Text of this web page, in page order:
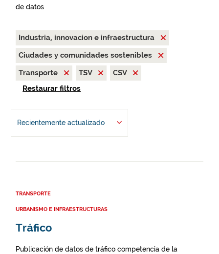
de datos
Industria, innovacion e infraestructura
Ciudades y comunidades sostenibles
Transporte
TSV
CSV
Restaurar filtros
Recientemente actualizado
TRANSPORTE
URBANISMO E INFRAESTRUCTURAS
Tráfico
Publicación de datos de tráfico competencia de la